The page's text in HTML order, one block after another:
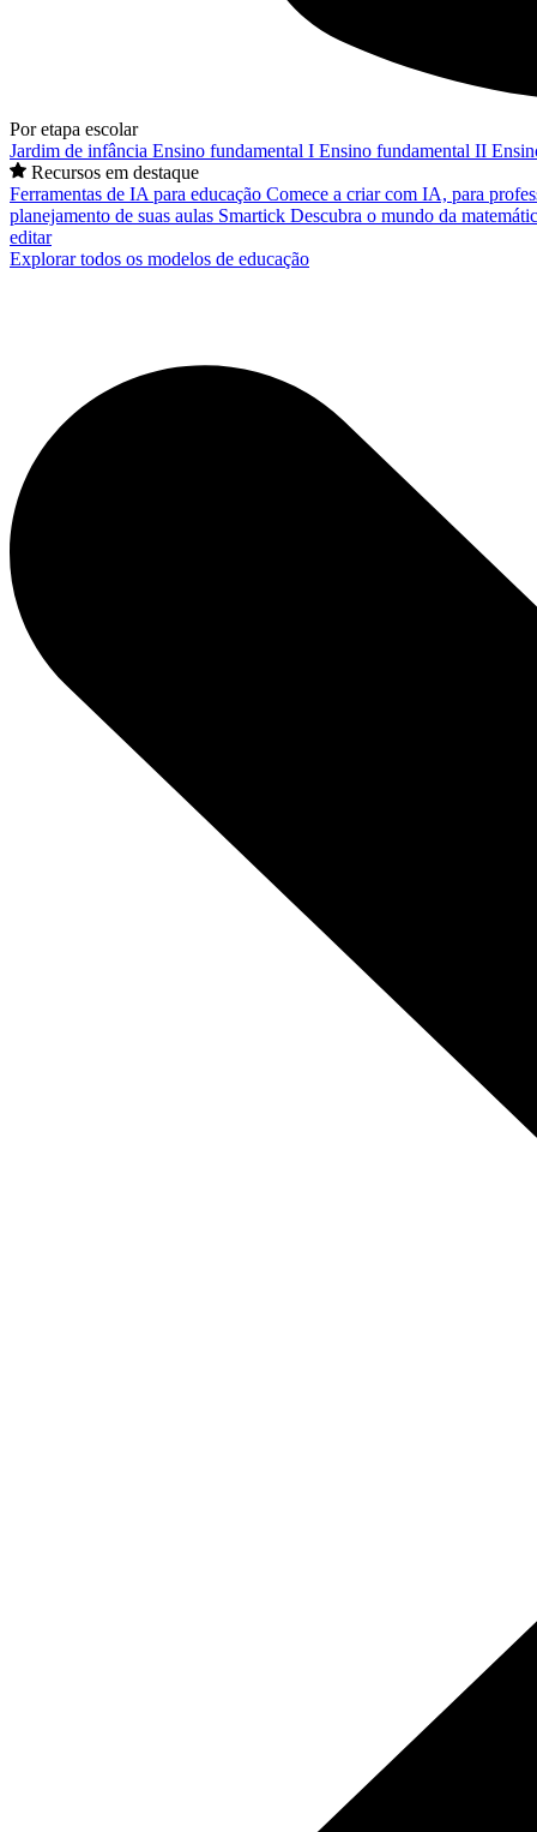
Por etapa escolar
Jardim de infância Ensino fundamental I Ensino fundamental II
Recursos em destaque
Ferramentas de IA para educação Comece a criar com IA, para
planejamento de suas aulas Smartick Descubra o mundo da
editar
Explorar todos os modelos de educação